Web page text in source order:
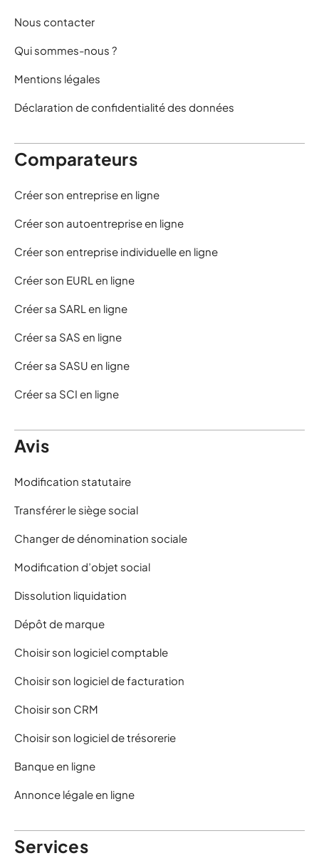
Nous contacter
Qui sommes-nous ?
Mentions légales
Déclaration de confidentialité des données
Comparateurs
Créer son entreprise en ligne
Créer son autoentreprise en ligne
Créer son entreprise individuelle en ligne
Créer son EURL en ligne
Créer sa SARL en ligne
Créer sa SAS en ligne
Créer sa SASU en ligne
Créer sa SCI en ligne
Avis
Modification statutaire
Transférer le siège social
Changer de dénomination sociale
Modification d’objet social
Dissolution liquidation
Dépôt de marque
Choisir son logiciel comptable
Choisir son logiciel de facturation
Choisir son CRM
Choisir son logiciel de trésorerie
Banque en ligne
Annonce légale en ligne
Services